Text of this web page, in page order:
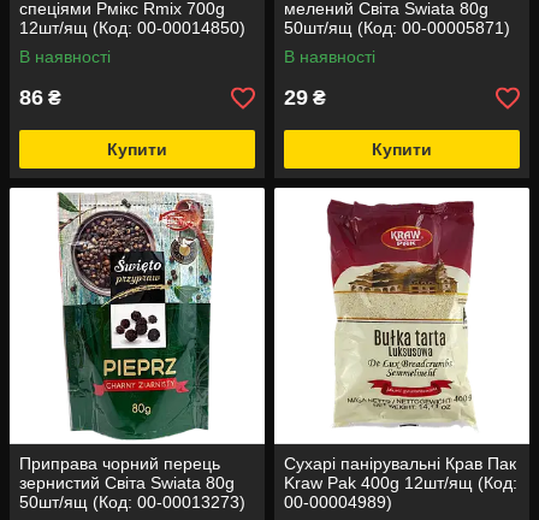
спеціями Рмікс Rmix 700g
12шт/ящ (Код: 00-00014850)
В наявності
86 ₴
Купити
мелений Світа Swiata 80g
50шт/ящ (Код: 00-00005871)
В наявності
29 ₴
Купити
Приправа чорний перець
зернистий Світа Swiata 80g
50шт/ящ (Код: 00-00013273)
Сухарі панірувальні Крав Пак
Kraw Pak 400g 12шт/ящ (Код:
00-00004989)